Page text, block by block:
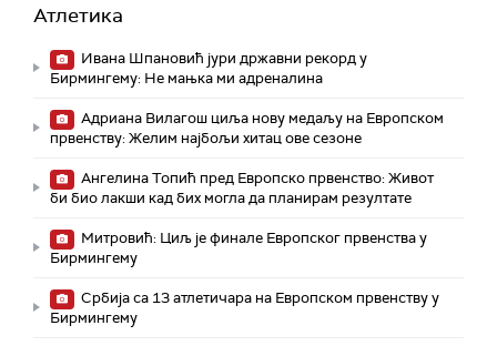
Атлетика
Ивана Шпановић јури државни рекорд у
Бирмингему: Не мањка ми адреналина
Адриана Вилагош циља нову медаљу на Европском
првенству: Желим најбољи хитац ове сезоне
Ангелина Топић пред Европско првенство: Живот
би био лакши кад бих могла да планирам резултате
Митровић: Циљ је финале Европског првенства у
Бирмингему
Србија са 13 атлетичара на Европском првенству у
Бирмингему